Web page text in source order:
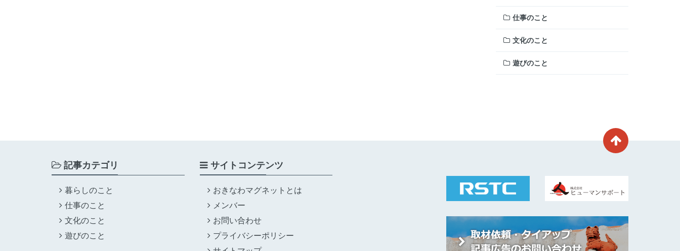
仕事のこと
文化のこと
遊びのこと
記事カテゴリ
暮らしのこと
仕事のこと
文化のこと
遊びのこと
サイトコンテンツ
おきなわマグネットとは
メンバー
お問い合わせ
プライバシーポリシー